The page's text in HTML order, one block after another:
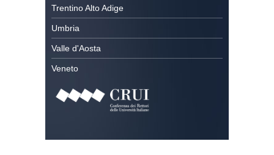
Trentino Alto Adige
Umbria
Valle d'Aosta
Veneto